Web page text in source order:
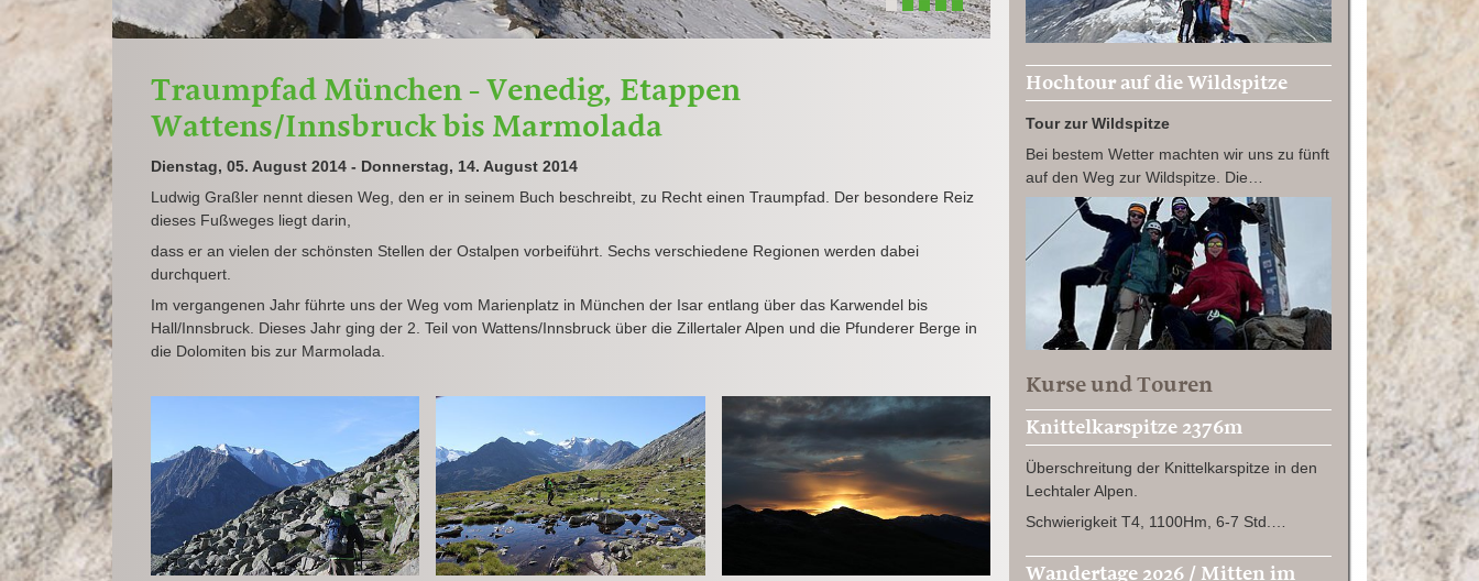
1 2 3 4 5
Traumpfad München - Venedig, Etappen
Wattens/Innsbruck bis Marmolada
Dienstag, 05. August 2014 - Donnerstag, 14. August 2014
Ludwig Graßler nennt diesen Weg, den er in seinem Buch beschreibt, zu Recht einen Traumpfad. Der besondere Reiz
dieses Fußweges liegt darin,
dass er an vielen der schönsten Stellen der Ostalpen vorbeiführt. Sechs verschiedene Regionen werden dabei
durchquert.
Im vergangenen Jahr führte uns der Weg vom Marienplatz in München der Isar entlang über das Karwendel bis
Hall/Innsbruck. Dieses Jahr ging der 2. Teil von Wattens/Innsbruck über die Zillertaler Alpen und die Pfunderer Berge in
die Dolomiten bis zur Marmolada.
Hochtour auf die Wildspitze
Tour zur Wildspitze
Bei bestem Wetter machten wir uns zu fünft
auf den Weg zur Wildspitze. Die…
Kurse und Touren
Knittelkarspitze 2376m
Überschreitung der Knittelkarspitze in den
Lechtaler Alpen.
Schwierigkeit T4, 1100Hm, 6-7 Std.…
Wandertage 2026 / Mitten im